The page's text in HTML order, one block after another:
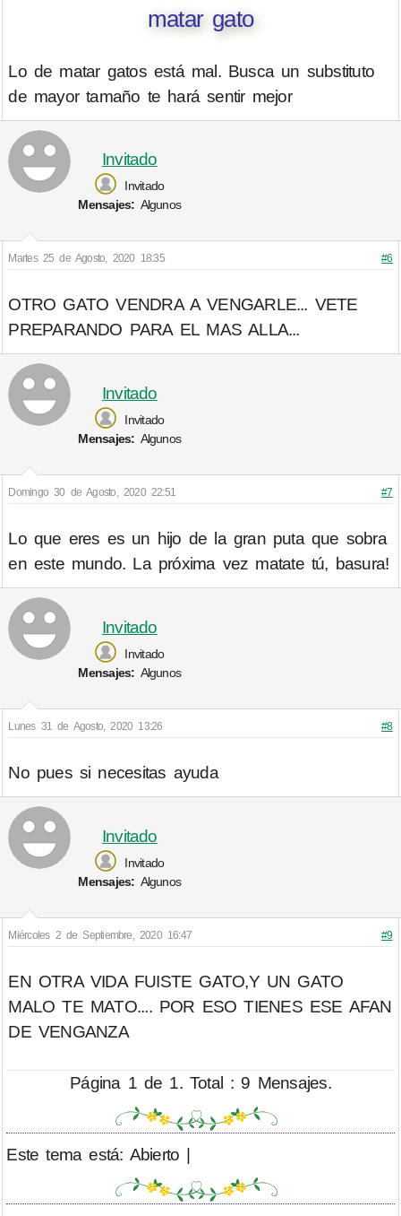
matar gato
Lo de matar gatos está mal. Busca un substituto
de mayor tamaño te hará sentir mejor
Invitado
Invitado
Mensajes: Algunos
Martes 25 de Agosto, 2020 18:35 #6
OTRO GATO VENDRA A VENGARLE... VETE
PREPARANDO PARA EL MAS ALLA...
Invitado
Invitado
Mensajes: Algunos
Domingo 30 de Agosto, 2020 22:51 #7
Lo que eres es un hijo de la gran puta que sobra
en este mundo. La próxima vez matate tú, basura!
Invitado
Invitado
Mensajes: Algunos
Lunes 31 de Agosto, 2020 13:26 #8
No pues si necesitas ayuda
Invitado
Invitado
Mensajes: Algunos
Miércoles 2 de Septiembre, 2020 16:47 #9
EN OTRA VIDA FUISTE GATO,Y UN GATO
MALO TE MATO.... POR ESO TIENES ESE AFAN
DE VENGANZA
Página 1 de 1. Total : 9 Mensajes.
Este tema está: Abierto |